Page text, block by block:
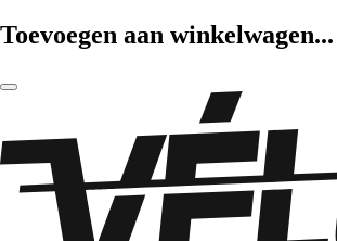
Toevoegen aan winkelwagen...